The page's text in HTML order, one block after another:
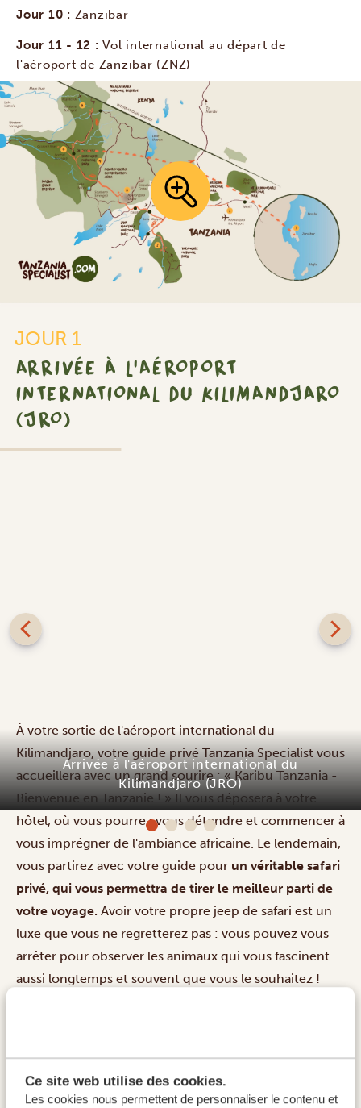
Ce site web utilise des cookies.
Les cookies nous permettent de personnaliser le contenu et
Jour 10 : Zanzibar
Jour 11 - 12 :Vol international au départ de
l'aéroport de Zanzibar (ZNZ)
JOUR 1
ARRIVÉE À L'AÉROPORT
INTERNATIONAL DU KILIMANDJARO
(JRO)
Arrivée à l'aéroport international du
Kilimandjaro (JRO)
À votre sortie de l'aéroport international du
Kilimandjaro, votre guide privé Tanzania Specialist vous
accueillera avec un grand sourire : « Karibu Tanzania -
Bienvenue en Tanzanie ! » Il vous déposera à votre
hôtel, où vous pourrez vous détendre et commencer à
vous imprégner de l'ambiance africaine. Le lendemain,
vous partirez avec votre guide pour un véritable safari
privé, qui vous permettra de tirer le meilleur parti de
votre voyage. Avoir votre propre jeep de safari est un
luxe que vous ne regretterez pas : vous pouvez vous
arrêter pour observer les animaux qui vous fascinent
aussi longtemps et souvent que vous le souhaitez !
Giraffe Manor Tanzania
PLATINUM Giraffe Manor Tanzania